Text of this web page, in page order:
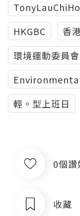
HKGBC
香
環境運動委員會
輕。型上班日
0個讚
收藏